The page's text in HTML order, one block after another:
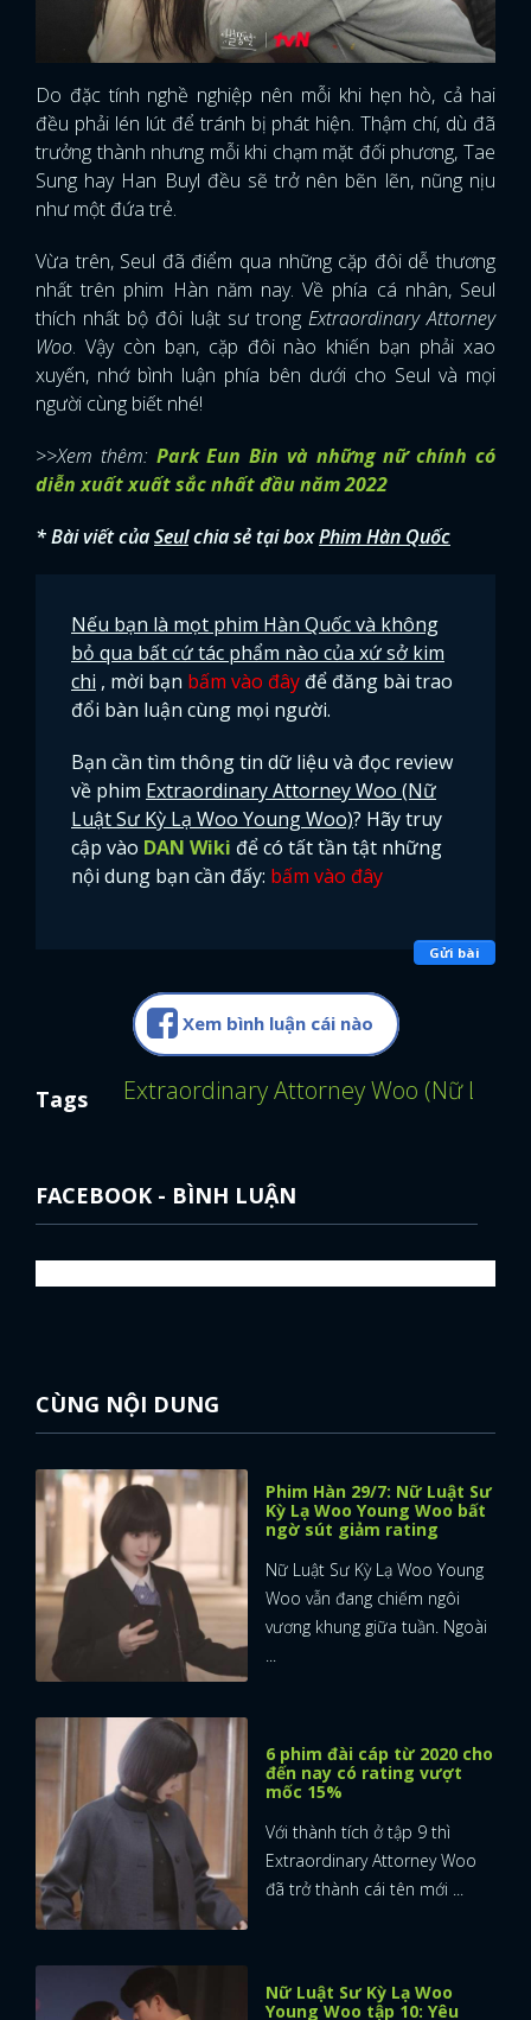
Do đặc tính nghề nghiệp nên mỗi khi hẹn hò, cả hai
đều phải lén lút để tránh bị phát hiện. Thậm chí, dù đã
trưởng thành nhưng mỗi khi chạm mặt đối phương, Tae
Sung hay Han Buyl đều sẽ trở nên bẽn lẽn, nũng nịu
như một đứa trẻ.
Vừa trên, Seul đã điểm qua những cặp đôi dễ thương
nhất trên phim Hàn năm nay. Về phía cá nhân, Seul
thích nhất bộ đôi luật sư trong Extraordinary Attorney
Woo. Vậy còn bạn, cặp đôi nào khiến bạn phải xao
xuyến, nhớ bình luận phía bên dưới cho Seul và mọi
người cùng biết nhé!
>>Xem thêm: Park Eun Bin và những nữ chính có
diễn xuất xuất sắc nhất đầu năm 2022
* Bài viết củaSeulchia sẻ tại boxPhim Hàn Quốc
Nếu bạn là mọt phim Hàn Quốc và không
bỏ qua bất cứ tác phẩm nào của xứ sở kim
chi , mời bạn bấm vào đây để đăng bài trao
đổi bàn luận cùng mọi người.
Bạn cần tìm thông tin dữ liệu và đọc review
về phim Extraordinary Attorney Woo (Nữ
Luật Sư Kỳ Lạ Woo Young Woo)? Hãy truy
cập vào DAN Wiki để có tất tần tật những
nội dung bạn cần đấy: bấm vào đây
Gửi bài
Xem bình luận cái nào
Tags Extraordinary Attorney Woo (Nữ Luật
FACEBOOK - BÌNH LUẬN
CÙNG NỘI DUNG
Phim Hàn 29/7: Nữ Luật Sư
Kỳ Lạ Woo Young Woo bất
ngờ sút giảm rating
Nữ Luật Sư Kỳ Lạ Woo Young
Woo vẫn đang chiếm ngôi
vương khung giữa tuần. Ngoài
6 phim đài cáp từ 2020 cho
đến nay có rating vượt
mốc 15%
Với thành tích ở tập 9 thì
Extraordinary Attorney Woo
đã trở thành cái tên mới ...
Nữ Luật Sư Kỳ Lạ Woo
Young Woo tập 10: Yêu